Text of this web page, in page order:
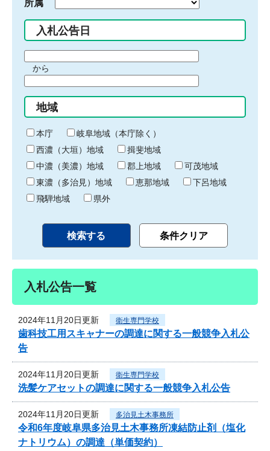
所属
入札公告日
間
始
り
から
間
終
わ
り
地域
本庁
岐阜地域（本庁除く）
西濃（大垣）地域
揖斐地域
中濃（美濃）地域
郡上地域
可茂地域
東濃（多治見）地域
恵那地域
下呂地域
飛騨地域
県外
入札公告一覧
2024年11月20日更新 衛生専門学校
歯科技工用スキャナーの調達に関する一般競争入札公
告
2024年11月20日更新 衛生専門学校
洗髪ケアセットの調達に関する一般競争入札公告
2024年11月20日更新 多治見土木事務所
令和6年度岐阜県多治見土木事務所凍結防止剤（塩化
ナトリウム）の調達（単価契約）